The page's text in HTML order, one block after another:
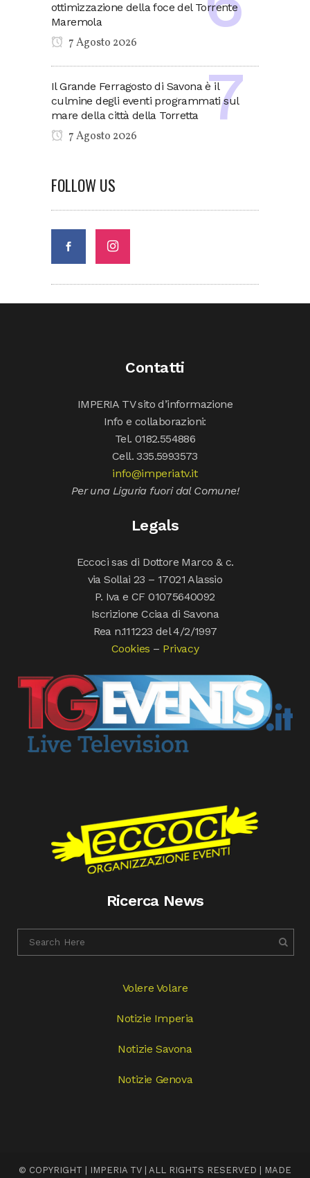
ottimizzazione della foce del Torrente
Maremola
7 Agosto 2026
Il Grande Ferragosto di Savona è il
culmine degli eventi programmati sul
mare della città della Torretta
7 Agosto 2026
FOLLOW US
Contatti
IMPERIA TV sito d’informazione
Info e collaborazioni:
Tel. 0182.554886
Cell. 335.5993573
info@imperiatv.it
Per una Liguria fuori dal Comune!
Legals
Eccoci sas di Dottore Marco & c.
via Sollai 23 – 17021 Alassio
P. Iva e CF 01075640092
Iscrizione Cciaa di Savona
Rea n.111223 del 4/2/1997
Cookies – Privacy
Ricerca News
Volere Volare
Notizie Imperia
Notizie Savona
Notizie Genova
© COPYRIGHT | IMPERIA TV | ALL RIGHTS RESERVED | MADE